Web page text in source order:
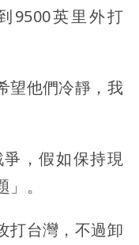
9500英里外打
望他們冷靜，我
，假如保持現
。
打台灣，不過卸